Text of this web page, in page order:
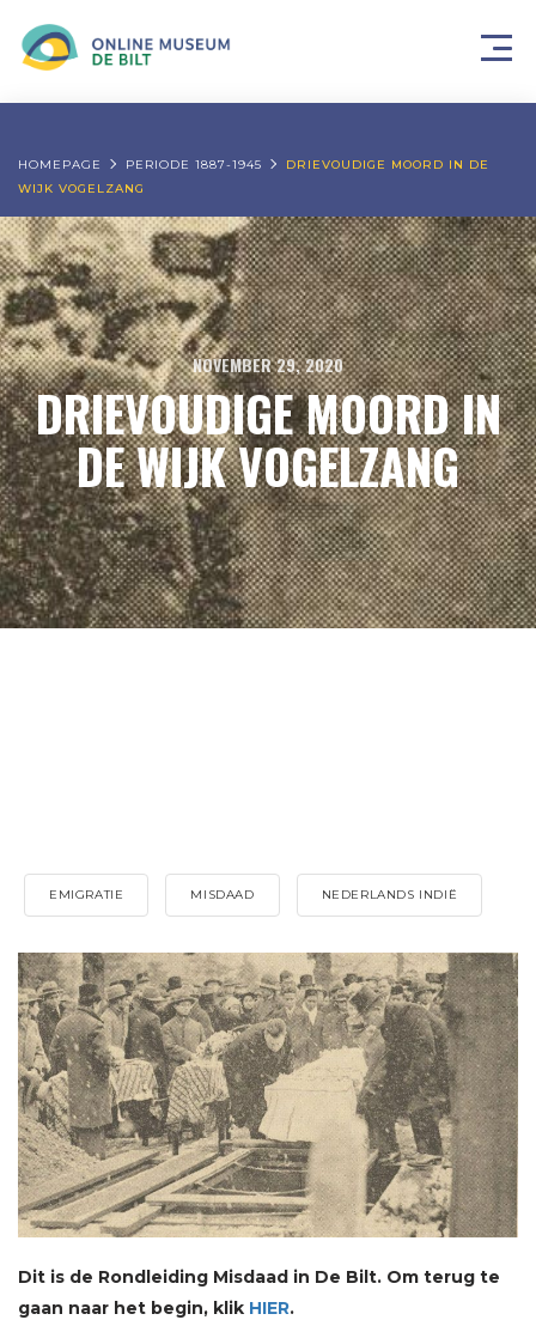
HOMEPAGE PERIODE 1887-1945
DRIEVOUDIGE MOORD IN DE
WIJK VOGELZANG
NOVEMBER 29, 2020
DRIEVOUDIGE MOORD IN
DE WIJK VOGELZANG
EMIGRATIE MISDAAD NEDERLANDS INDIË
Dit is de Rondleiding Misdaad in De Bilt. Om terug te
gaan naar het begin, klik HIER.